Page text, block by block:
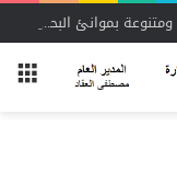
تداول 14 ألف طن و681 شاحنة بضائع عامة ومتنوعة بموانئ البحر الأحمر